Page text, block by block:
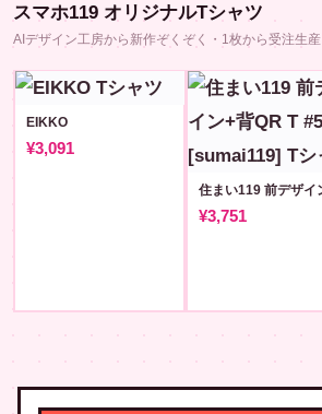
スマホ119 オリジナルTシャツ
AIデザイン工房から新作ぞくぞく・1枚から受注生産
EIKKO
¥3,091
¥3,751